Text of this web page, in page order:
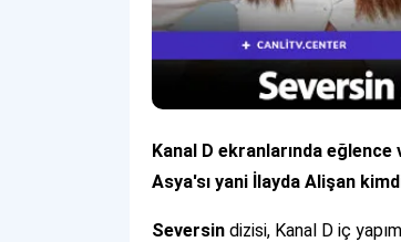
Kanal D ekranlarında
Asya'sı yani İlayda Alişan
Seversin dizisi, Kanal D iç